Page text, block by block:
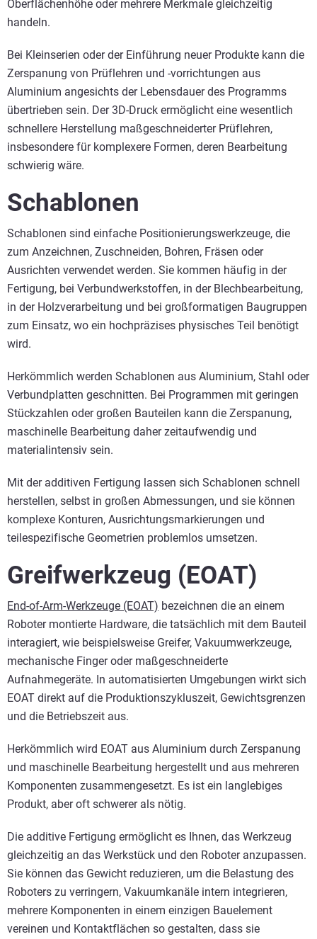
Oberflächenhöhe oder mehrere Merkmale gleichzeitig
handeln.
Bei Kleinserien oder der Einführung neuer Produkte kann die
Zerspanung von Prüflehren und -vorrichtungen aus
Aluminium angesichts der Lebensdauer des Programms
übertrieben sein. Der 3D-Druck ermöglicht eine wesentlich
schnellere Herstellung maßgeschneiderter Prüflehren,
insbesondere für komplexere Formen, deren Bearbeitung
schwierig wäre.
Schablonen
Schablonen sind einfache Positionierungswerkzeuge, die
zum Anzeichnen, Zuschneiden, Bohren, Fräsen oder
Ausrichten verwendet werden. Sie kommen häufig in der
Fertigung, bei Verbundwerkstoffen, in der Blechbearbeitung,
in der Holzverarbeitung und bei großformatigen Baugruppen
zum Einsatz, wo ein hochpräzises physisches Teil benötigt
wird.
Herkömmlich werden Schablonen aus Aluminium, Stahl oder
Verbundplatten geschnitten. Bei Programmen mit geringen
Stückzahlen oder großen Bauteilen kann die Zerspanung,
maschinelle Bearbeitung daher zeitaufwendig und
materialintensiv sein.
Mit der additiven Fertigung lassen sich Schablonen schnell
herstellen, selbst in großen Abmessungen, und sie können
komplexe Konturen, Ausrichtungsmarkierungen und
teilespezifische Geometrien problemlos umsetzen.
Greifwerkzeug (EOAT)
End-of-Arm-Werkzeuge (EOAT) bezeichnen die an einem
Roboter montierte Hardware, die tatsächlich mit dem Bauteil
interagiert, wie beispielsweise Greifer, Vakuumwerkzeuge,
mechanische Finger oder maßgeschneiderte
Aufnahmegeräte. In automatisierten Umgebungen wirkt sich
EOAT direkt auf die Produktionszykluszeit, Gewichtsgrenzen
und die Betriebszeit aus.
Herkömmlich wird EOAT aus Aluminium durch Zerspanung
und maschinelle Bearbeitung hergestellt und aus mehreren
Komponenten zusammengesetzt. Es ist ein langlebiges
Produkt, aber oft schwerer als nötig.
Die additive Fertigung ermöglicht es Ihnen, das Werkzeug
gleichzeitig an das Werkstück und den Roboter anzupassen.
Sie können das Gewicht reduzieren, um die Belastung des
Roboters zu verringern, Vakuumkanäle intern integrieren,
mehrere Komponenten in einem einzigen Bauelement
vereinen und Kontaktflächen so gestalten, dass sie